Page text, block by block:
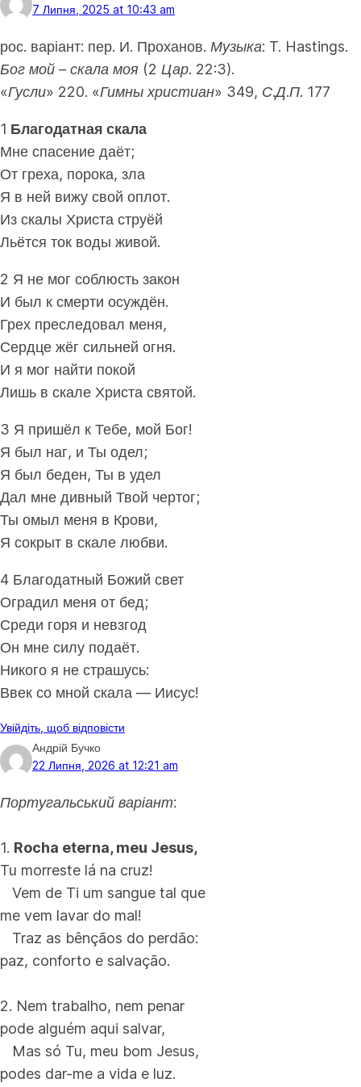
7 Липня, 2025 at 10:43 am
рос. варіант: пер. И. Проханов. Музыка: T. Hastings.
Бог мой – скала моя (2 Цар. 22:3).
«Гусли» 220. «Гимны христиан» 349, С.Д.П. 177
1 Благодатная скала
Мне спасение даёт;
От греха, порока, зла
Я в ней вижу свой оплот.
Из скалы Христа струёй
Льётся ток воды живой.
2 Я не мог соблюсть закон
И был к смерти осуждён.
Грех преследовал меня,
Сердце жёг сильней огня.
И я мог найти покой
Лишь в скале Христа святой.
3 Я пришёл к Тебе, мой Бог!
Я был наг, и Ты одел;
Я был беден, Ты в удел
Дал мне дивный Твой чертог;
Ты омыл меня в Крови,
Я сокрыт в скале любви.
4 Благодатный Божий свет
Оградил меня от бед;
Среди горя и невзгод
Он мне силу подаёт.
Никого я не страшусь:
Ввек со мной скала — Иисус!
Увійдіть, щоб відповісти
Андрій Бучко
22 Липня, 2026 at 12:21 am
Португальський варіант:
1. Rocha eterna, meu Jesus,
Tu morreste lá na cruz!
Vem de Ti um sangue tal que
me vem lavar do mal!
Traz as bênçãos do perdão:
paz, conforto e salvação.
2. Nem trabalho, nem penar
pode alguém aqui salvar,
Mas só Tu, meu bom Jesus,
podes dar-me a vida e luz.